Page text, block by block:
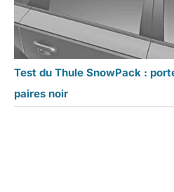
Test du Thule SnowPack :
paires noir